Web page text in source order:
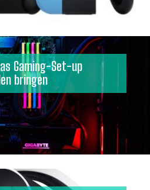
Gaming-Set-up
bringen